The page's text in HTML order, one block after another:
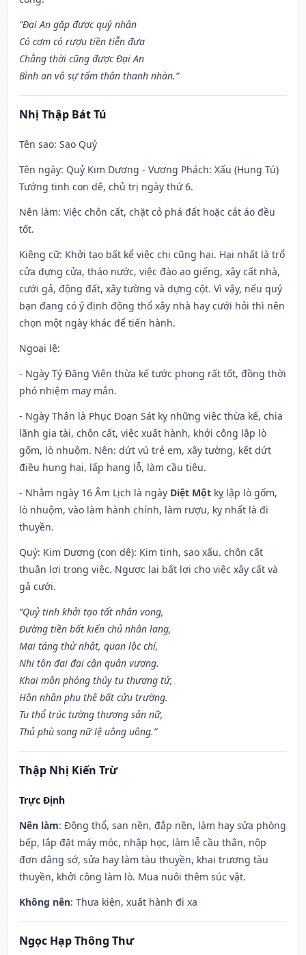
“Đại An gặp được quý nhân
Có cơm có rượu tiền tiễn đưa
Chẳng thời cũng được Đại An
Bình an vô sự tấm thân thanh nhàn.”
Nhị Thập Bát Tú
Tên sao: Sao Quỷ
Tên ngày: Quỷ Kim Dương - Vương Phách: Xấu (Hung Tú)
Tướng tinh con dê, chủ trị ngày thứ 6.
Nên làm: Việc chôn cất, chặt cỏ phá đất hoặc cắt áo đều
tốt.
Kiêng cữ: Khởi tạo bất kể việc chi cũng hại. Hại nhất là trổ
cửa dựng cửa, tháo nước, việc đào ao giếng, xây cất nhà,
cưới gả, động đất, xây tường và dựng cột. Vì vậy, nếu quý
bạn đang có ý định động thổ xây nhà hay cưới hỏi thì nên
chọn một ngày khác để tiến hành.
Ngoại lệ:
- Ngày Tý Đăng Viên thừa kế tước phong rất tốt, đồng thời
phó nhiệm may mắn.
- Ngày Thân là Phục Đoạn Sát kỵ những việc thừa kế, chia
lãnh gia tài, chôn cất, việc xuất hành, khởi công lập lò
gốm, lò nhuộm. Nên: dứt vú trẻ em, xây tường, kết dứt
điều hung hại, lấp hang lỗ, làm cầu tiêu.
- Nhằm ngày 16 Âm Lịch là ngày Diệt Một kỵ lập lò gốm,
lò nhuộm, vào làm hành chính, làm rượu, kỵ nhất là đi
thuyền.
Quỷ: Kim Dương (con dê): Kim tinh, sao xấu. chôn cất
thuận lợi trong việc. Ngược lại bất lợi cho việc xây cất và
gả cưới.
“Quỷ tinh khởi tạo tất nhân vong,
Đường tiền bất kiến chủ nhân lang,
Mai táng thử nhật, quan lộc chí,
Nhi tôn đại đại cận quân vương.
Khai môn phóng thủy tu thương tử,
Hôn nhân phu thê bất cửu trường.
Tu thổ trúc tường thương sản nữ,
Thủ phù song nữ lệ uông uông.”
Thập Nhị Kiến Trừ
Trực Định
Nên làm: Động thổ, san nền, đắp nền, làm hay sửa phòng
bếp, lắp đặt máy móc, nhập học, làm lễ cầu thân, nộp
đơn dâng sớ, sửa hay làm tàu thuyền, khai trương tàu
thuyền, khởi công làm lò. Mua nuôi thêm súc vật.
Không nên: Thưa kiện, xuất hành đi xa
Ngọc Hạp Thông Thư